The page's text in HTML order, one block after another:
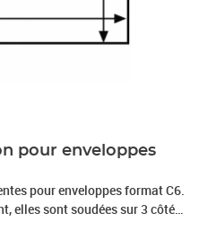
pour enveloppes
pour enveloppes format C6.
elles sont soudées sur 3 côtés